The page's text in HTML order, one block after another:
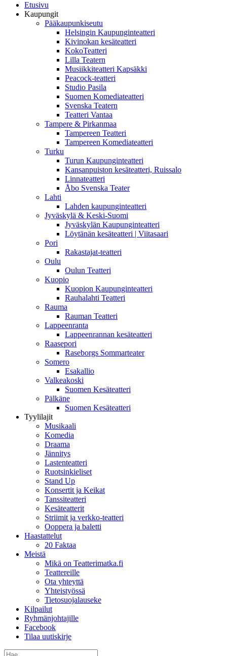
Etusivu
Kaupungit
Pääkaupunkiseutu
Helsingin Kaupunginteatteri
Kivinokan kesäteatteri
KokoTeatteri
Lilla Teatern
Musiikkiteatteri Kapsäkki
Peacock-teatteri
Studio Pasila
Suomen Komediateatteri
Svenska Teatern
Teatteri Vantaa
Tampere & Pirkanmaa
Tampereen Teatteri
Tampereen Komediateatteri
Turku
Turun Kaupunginteatteri
Kansanpuiston kesäteatteri, Ruissalo
Linnateatteri
Åbo Svenska Teater
Lahti
Lahden kaupunginteatteri
Jyväskylä & Keski-Suomi
Jyväskylän Kaupunginteatteri
Löytänän kesäteatteri | Viitasaari
Pori
Rakastajat-teatteri
Oulu
Oulun Teatteri
Kuopio
Kuopion Kaupunginteatteri
Rauhalahti Teatteri
Rauma
Rauman Teatteri
Lappeenranta
Lappeenrannan kesäteatteri
Raasepori
Raseborgs Sommarteater
Somero
Esakallio
Valkeakoski
Suomen Kesäteatteri
Pälkäne
Suomen Kesäteatteri
Tyylilajit
Musikaali
Komedia
Draama
Jännitys
Lastenteatteri
Ruotsinkieliset
Stand Up
Konsertit ja Keikat
Tanssiteatteri
Kesäteatterit
Striimit ja verkko-teatteri
Ooppera ja baletti
Haastattelut
20 Faktaa
Meistä
Mikä on Teatterimatka.fi
Teattereille
Ota yhteyttä
Yhteistyössä
Tietosuojalauseke
Kilpailut
Ryhmänjohtajille
Facebook
Tilaa uutiskirje
Etsi